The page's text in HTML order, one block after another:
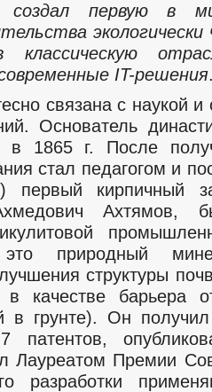
создал первую в
классическую
IT-решения
связана с наукой и
Основатель
в 1865 г. После
стал педагогом и
первый кирпичный
Ахтямов,
природный
структуры
качестве барьера
в грунте). Он
патентов,
Лауреатом Премии
разработки